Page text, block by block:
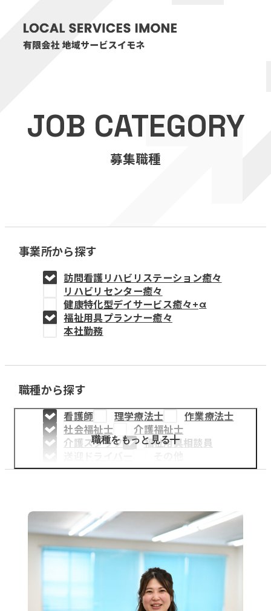
医療・介護事業
訪問看護リハビリステーション癒々
福祉用具プランナー癒々
教育事業
姫路中央こども園
姫路中央保育園
採用情報
医療・介護事業
募集職種
お知らせ
JOB CATEGORY
募集職種
事業所から探す
訪問看護リハビリステーション癒々
リハビリセンター癒々
健康特化型デイサービス癒々+α
福祉用具プランナー癒々
本社勤務
職種から探す
看護師 理学療法士
作業療法士
社会福祉士
介護福祉士
介護スタッフ
福祉用具相談員
職種をもっと見る